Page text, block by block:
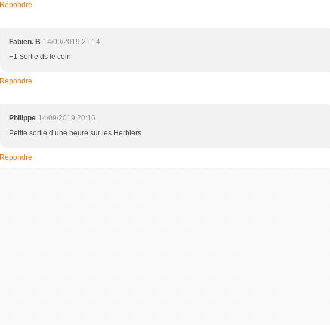
Répondre
Fabien. B 14/09/2019 21:14
+1 Sortie ds le coin
Répondre
Philippe 14/09/2019 20:16
Petite sortie d’une heure sur les Herbiers
Répondre